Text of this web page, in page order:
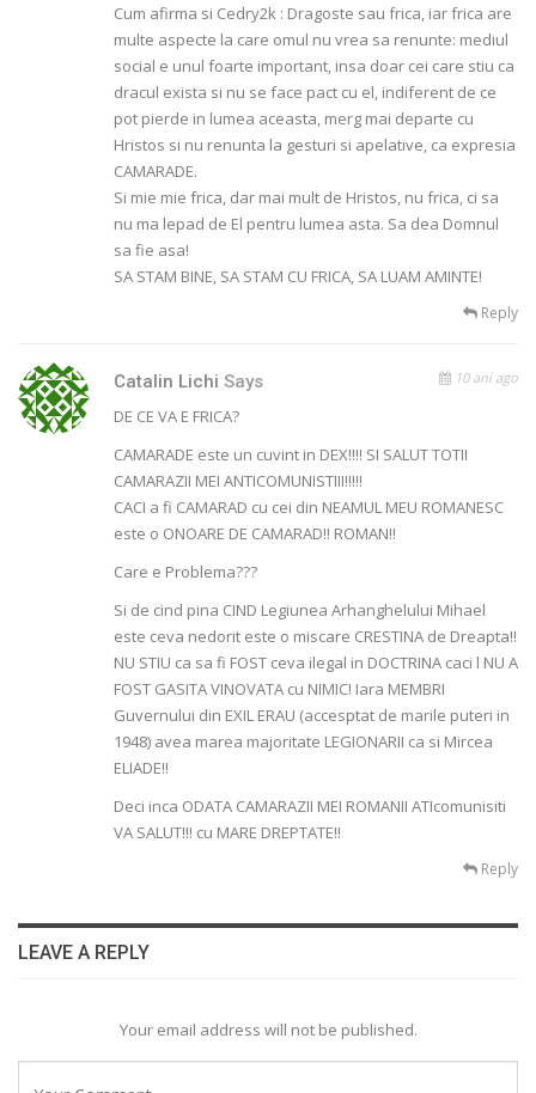
Cum afirma si Cedry2k : Dragoste sau frica, iar frica are
multe aspecte la care omul nu vrea sa renunte: mediul
social e unul foarte important, insa doar cei care stiu ca
dracul exista si nu se face pact cu el, indiferent de ce
pot pierde in lumea aceasta, merg mai departe cu
Hristos si nu renunta la gesturi si apelative, ca expresia
CAMARADE.
Si mie mie frica, dar mai mult de Hristos, nu frica, ci sa
nu ma lepad de El pentru lumea asta. Sa dea Domnul
sa fie asa!
SA STAM BINE, SA STAM CU FRICA, SA LUAM AMINTE!
Reply
Catalin Lichi Says 10 ani ago
DE CE VA E FRICA?
CAMARADE este un cuvint in DEX!!!! SI SALUT TOTII
CAMARAZII MEI ANTICOMUNISTIII!!!!!
CACI a fi CAMARAD cu cei din NEAMUL MEU ROMANESC
este o ONOARE DE CAMARAD!! ROMAN!!
Care e Problema???
Si de cind pina CIND Legiunea Arhanghelului Mihael
este ceva nedorit este o miscare CRESTINA de Dreapta!!
NU STIU ca sa fi FOST ceva ilegal in DOCTRINA caci l NU A
FOST GASITA VINOVATA cu NIMIC! Iara MEMBRI
Guvernului din EXIL ERAU (accesptat de marile puteri in
1948) avea marea majoritate LEGIONARII ca si Mircea
ELIADE!!
Deci inca ODATA CAMARAZII MEI ROMANII ATIcomunisiti
VA SALUT!!! cu MARE DREPTATE!!
Reply
LEAVE A REPLY
Your email address will not be published.